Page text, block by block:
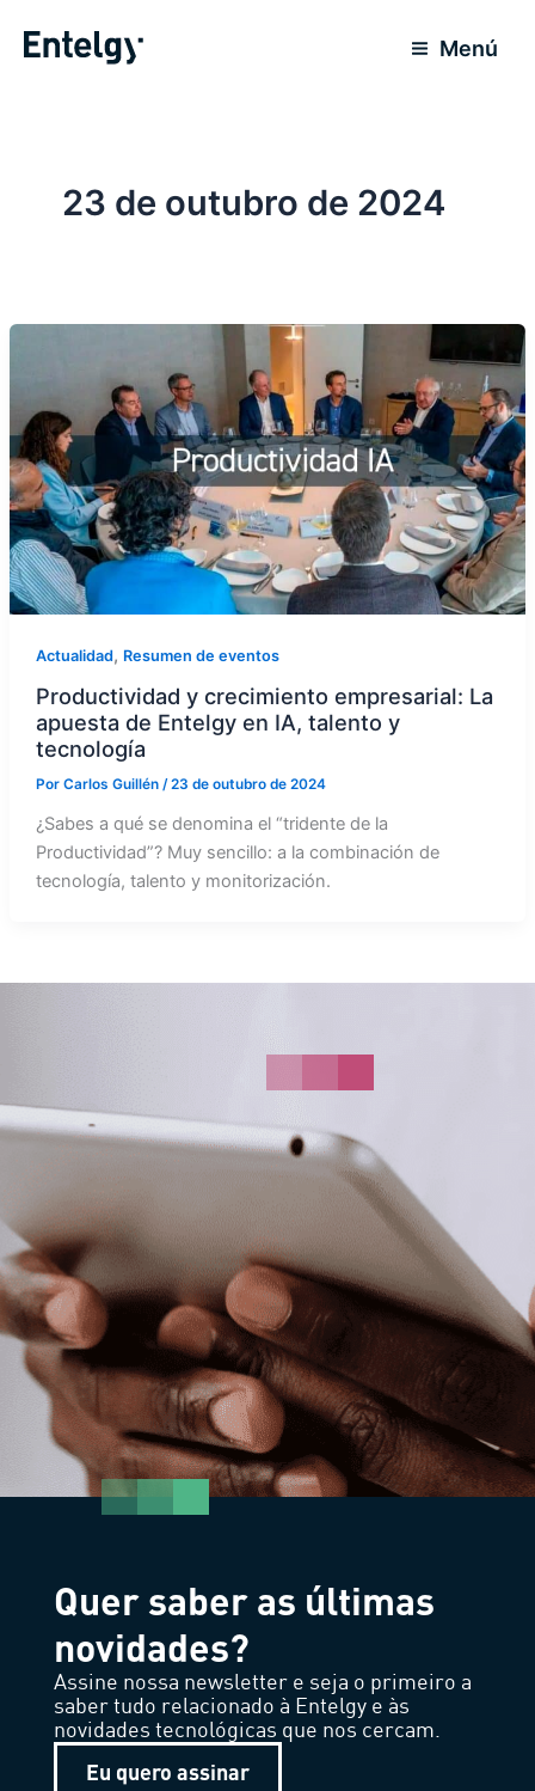
para
Menú
23 de outubro de 2024
Actualidad, Resumen de eventos
Productividad y crecimiento empresarial: La
apuesta de Entelgy en IA, talento y
tecnología
Por Carlos Guillén /23 de outubro de 2024
¿Sabes a qué se denomina el “tridente de la
Productividad”? Muy sencillo: a la combinación de
tecnología, talento y monitorización.
Quer saber as últimas
novidades?
Assine nossa newsletter e seja o primeiro a
saber tudo relacionado à Entelgy e às
novidades tecnológicas que nos cercam.
Eu quero assinar